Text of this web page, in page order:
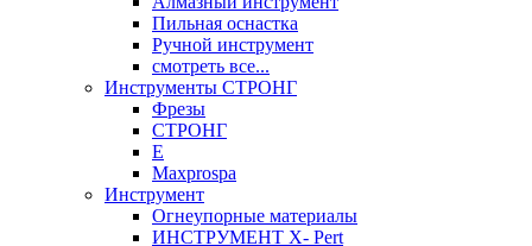
Пильная оснастка
Ручной инструмент
смотреть все...
Инструменты СТРОНГ
Фрезы
СТРОНГ
Е
Maxprospa
Инструмент
Огнеупорные материалы
ИНСТРУМЕНТ X- Pert